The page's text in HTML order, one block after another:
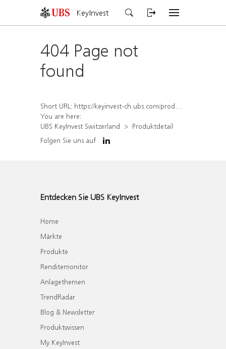
KeyInvest
404 Page not
found
Short URL: https://keyinvest-ch.ubs.com/produkt/detail/index/isin/CH1570360680
You are here:
UBS KeyInvest Switzerland
Produktdetail
Folgen Sie uns auf
Entdecken Sie UBS KeyInvest
Home
Märkte
Produkte
Renditemonitor
Anlagethemen
TrendRadar
Blog & Newsletter
Produktwissen
My KeyInvest